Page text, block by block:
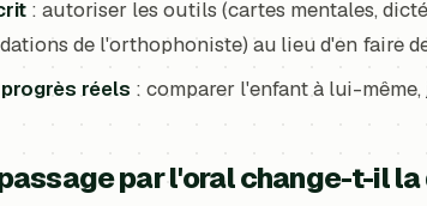
: autoriser les outils (cartes mentales,
de l'orthophoniste) au lieu d'en faire
réels : comparer l'enfant à lui-
par l'oral change-t-il la